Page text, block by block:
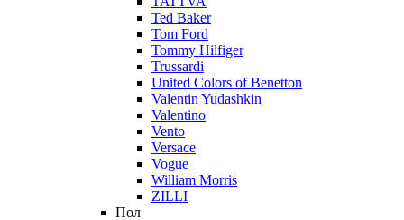
Ted Baker
Tom Ford
Tommy Hilfiger
Trussardi
United Colors of Benetton
Valentin Yudashkin
Valentino
Vento
Versace
Vogue
William Morris
ZILLI
Пол